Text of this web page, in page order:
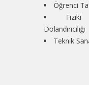
Öğrenci
Dolandırıcılığı
Teknik